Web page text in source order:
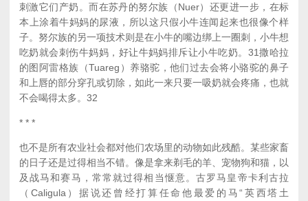
刺激它们产奶。而在苏丹的努尔族（Nuer）还更进一步，在标
本上涂着牛妈妈的尿液，所以这只假小牛连闻起来也很像个样
子。努尔族的另一项技术则是在小牛的嘴边绑上一圈刺，小牛想
吃奶就会刺伤牛妈妈，好让牛妈妈排斥让小牛吃奶。 31撒哈拉
的图阿雷格族（Tuareg）养骆驼，他们过去会将小骆驼的鼻子
和上唇的部分穿孔或切除，如此一来只要一吸奶就会疼痛，也就
不会喝得太多。 32
* * *
也不是所有农业社会都对他们农场里的动物如此残酷。某些家畜
的日子还是过得相当不错。像是拿来剃毛的羊、宠物狗和猫，以
及战马和赛马，常常就过得相当惬意。古罗马皇帝卡利古拉
（Caligula）据说还曾经打算任命他最爱的马“英西塔土